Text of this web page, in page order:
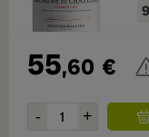
55,60 €